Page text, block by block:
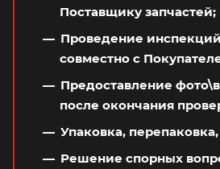
Поставщику запчастей;
Проведение
совместно с
Предоставление
после окончания
Упаковка, перепаковка,
Решение спорных